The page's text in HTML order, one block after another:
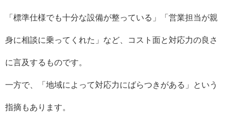
「標準仕様でも十分な設備が整っている」「営業担当が親
身に相談に乗ってくれた」など、コスト面と対応力の良さ
に言及するものです。
一方で、「地域によって対応力にばらつきがある」という
指摘もあります。